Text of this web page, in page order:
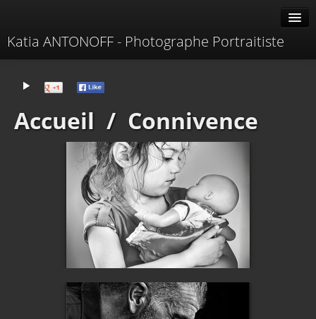
Katia ANTONOFF - Photographe Portraitiste
Livre d'or
À propos
Accueil / Connivence